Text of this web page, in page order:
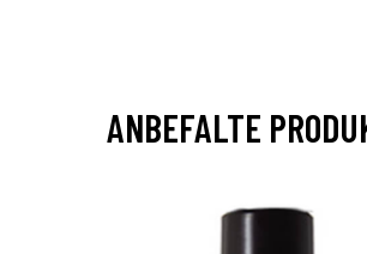
ANBEFALTE